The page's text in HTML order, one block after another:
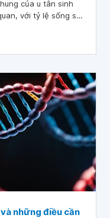
của u tân sinh
với tỷ lệ sống sót
những điều cần